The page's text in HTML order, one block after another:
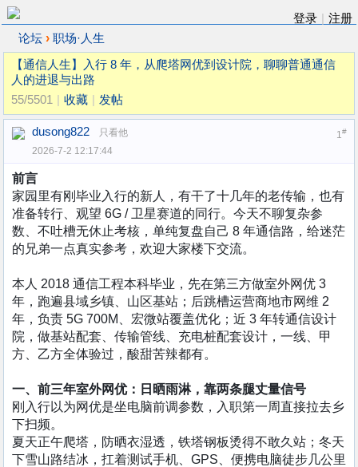
登录
注册
论坛 › 职场·人生
【通信人生】入行 8 年，从爬塔网优到设计院，聊聊普通通信
人的进退与出路
55/5501
收藏 发帖
1#
dusong822
只看他
2026-7-2 12:17:44
前言
家园里有刚毕业入行的新人，有干了十几年的老传输，也有
准备转行、观望 6G / 卫星赛道的同行。今天不聊复杂参
数、不吐槽无休止考核，单纯复盘自己 8 年通信路，给迷茫
的兄弟一点真实参考，欢迎大家楼下交流。
本人 2018 通信工程本科毕业，先在第三方做室外网优 3
年，跑遍县域乡镇、山区基站；后跳槽运营商地市网维 2
年，负责 5G 700M、宏微站覆盖优化；近 3 年转通信设计
院，做基站配套、传输管线、充电桩配套设计，一线、甲
方、乙方全体验过，酸甜苦辣都有。
一、前三年室外网优：日晒雨淋，靠两条腿丈量信号
刚入行以为网优是坐电脑前调参数，入职第一周直接拉去乡
下扫频。
夏天正午爬塔，防晒衣湿透，铁塔钢板烫得不敢久站；冬天
下雪山路结冰，扛着测试手机、GPS、便携电脑徒步几公里